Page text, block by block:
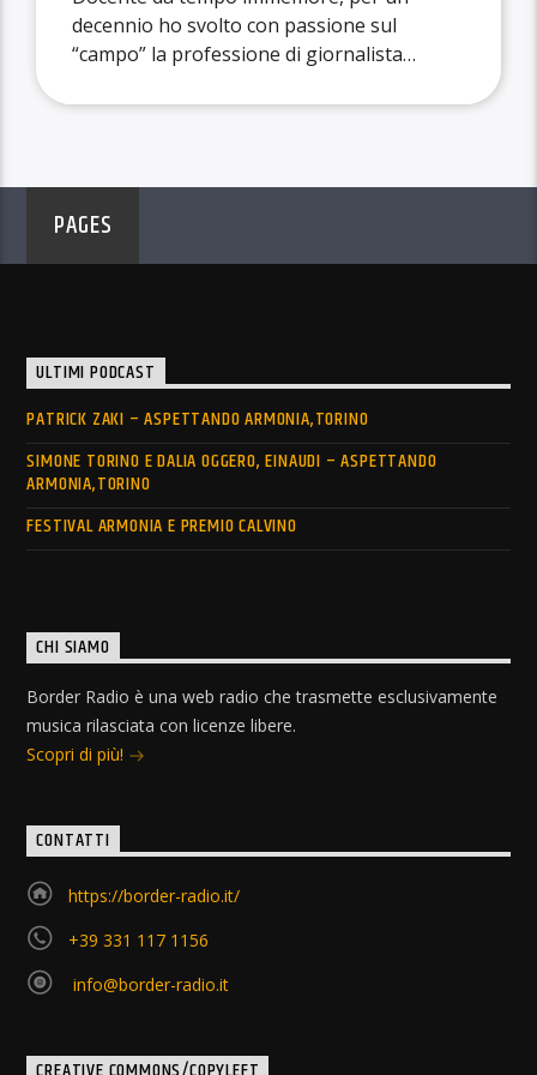
decennio ho svolto con passione sul
“campo” la professione di giornalista
sempre affascinato dall’Astronomia, per
umanistici. Ho seguito numerosi corsi di
PAGES
ULTIMI PODCAST
PATRICK ZAKI – ASPETTANDO ARMONIA,TORINO
SIMONE TORINO E DALIA OGGERO, EINAUDI – ASPETTANDO
ARMONIA,TORINO
FESTIVAL ARMONIA E PREMIO CALVINO
CHI SIAMO
Border Radio è una web radio che trasmette esclusivamente
musica rilasciata con licenze libere.
Scopri di più!
CONTATTI
https://border-radio.it/
+39 331 117 1156
info@border-radio.it